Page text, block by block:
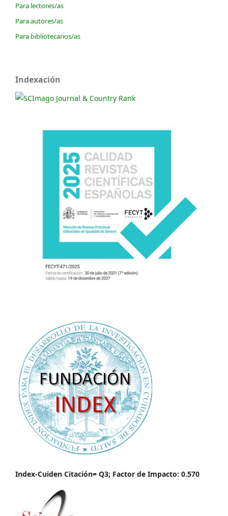
Para lectores/as
Para autores/as
Para bibliotecarios/as
Indexación
Index-Cuiden Citación= Q3; Factor de Impacto: 0.570